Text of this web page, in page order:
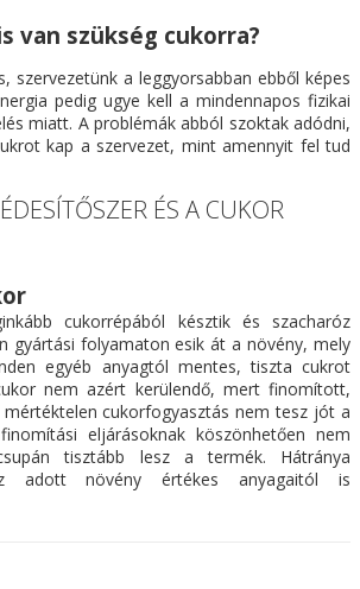
van szükség cukorra?
szervezetünk a leggyorsabban ebből képes
pedig ugye kell a mindennapos fizikai
miatt. A problémák abból szoktak adódni,
kap a szervezet, mint amennyit fel tud
ÉS A CUKOR
cukorrépából késztik és szacharóz
gyártási folyamaton esik át a növény, mely
egyéb anyagtól mentes, tiszta cukrot
nem azért kerülendő, mert finomított,
cukorfogyasztás nem tesz jót a
eljárásoknak köszönhetően nem
tisztább lesz a termék. Hátránya
adott növény értékes anyagaitól is